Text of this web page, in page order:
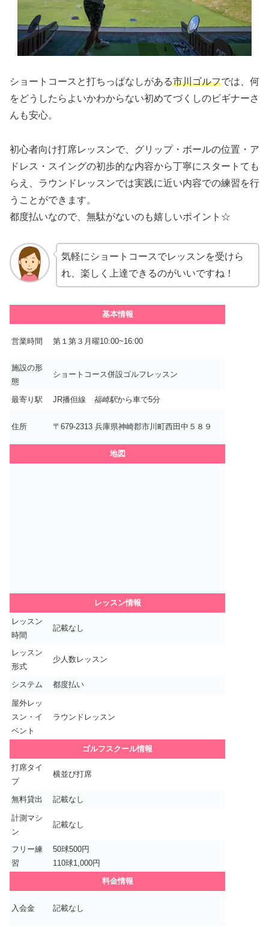
ショートコースと打ちっぱなしがある市川ゴルフでは、何
をどうしたらよいかわからない初めてづくしのビギナーさ
んも安心。
初心者向け打席レッスンで、グリップ・ボールの位置・ア
ドレス・スイングの初歩的な内容から丁寧にスタートても
らえ、ラウンドレッスンでは実践に近い内容での練習を行
うことができます。
都度払いなので、無駄がないのも嬉しいポイント☆
気軽にショートコースでレッスンを受けら
れ、楽しく上達できるのがいいですね！
基本情報
営業時間 第１第３月曜10:00~16:00
施設の形
態
ショートコース併設ゴルフレッスン
最寄り駅 JR播但線 福崎駅から車で5分
住所 〒679-2313 兵庫県神崎郡市川町西田中５８９
地図
レッスン情報
レッスン
時間
記載なし
レッスン
形式
少人数レッスン
システム 都度払い
屋外レッ
スン・イ
ベント
ラウンドレッスン
ゴルフスクール情報
打席タイ
プ
横並び打席
無料貸出 記載なし
計測マシ
ン
記載なし
フリー練
習
50球500円
110球1,000円
料金情報
入会金 記載なし